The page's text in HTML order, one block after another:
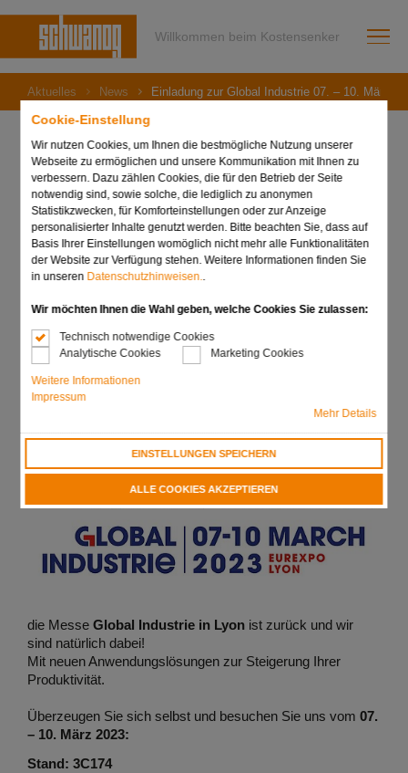
Cookie-Einstellung
Wir nutzen Cookies, um Ihnen die bestmögliche Nutzung unserer
Webseite zu ermöglichen und unsere Kommunikation mit Ihnen zu
verbessern. Dazu zählen Cookies, die für den Betrieb der Seite
notwendig sind, sowie solche, die lediglich zu anonymen
Statistikzwecken, für Komforteinstellungen oder zur Anzeige
personalisierter Inhalte genutzt werden. Bitte beachten Sie, dass auf
Basis Ihrer Einstellungen womöglich nicht mehr alle Funktionalitäten
der Website zur Verfügung stehen. Weitere Informationen finden Sie
in unseren Datenschutzhinweisen..
Wir möchten Ihnen die Wahl geben, welche Cookies Sie zulassen:
Technisch notwendige Cookies
Analytische Cookies
Marketing Cookies
Weitere Informationen
Impressum
Mehr Details
EINSTELLUNGEN SPEICHERN
ALLE COOKIES AKZEPTIEREN
Willkommen beim Kostensenker
Aktuelles News Einladung zur Global Industrie 07. – 10. März
14. Februar 2023
Einladung zur Global
Industrie 07. – 10. März
2023, Lyon
die Messe Global Industrie in Lyon ist zurück und wir
sind natürlich dabei!
Mit neuen Anwendungslösungen zur Steigerung Ihrer
Produktivität.
Überzeugen Sie sich selbst und besuchen Sie uns vom 07.
– 10. März 2023:
Stand: 3C174